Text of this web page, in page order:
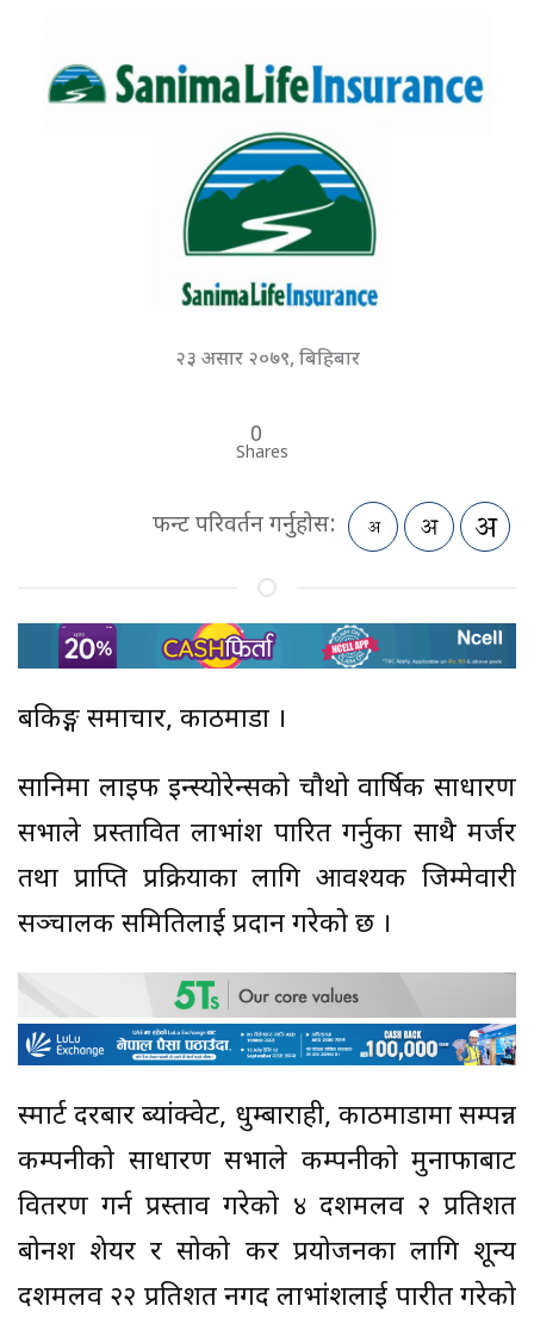
२३ असार २०७९, बिहिबार
0
Shares
फन्ट परिवर्तन गर्नुहोस:
बैंकिङ्ग समाचार, काठमाडौं ।
सानिमा लाइफ इन्स्योरेन्सको चौथो वार्षिक साधारण
सभाले प्रस्तावित लाभांश पारित गर्नुका साथै मर्जर
तथा प्राप्ति प्रक्रियाका लागि आवश्यक जिम्मेवारी
सञ्चालक समितिलाई प्रदान गरेको छ ।
स्मार्ट दरबार ब्यांक्वेट, धुम्बाराही, काठमाडौंमा सम्पन्न
कम्पनीको साधारण सभाले कम्पनीको मुनाफाबाट
वितरण गर्न प्रस्ताव गरेको ४ दशमलव २ प्रतिशत
बोनश शेयर र सोको कर प्रयोजनका लागि शून्य
दशमलव २२ प्रतिशत नगद लाभांशलाई पारीत गरेको